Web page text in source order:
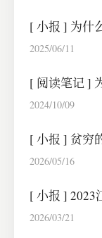
[小报 ] 为什
2025/06/11
[ 阅读笔记 ]
2024/10/09
[小报 ] 贫穷
2026/05/16
[小报 ]2023
2026/03/21